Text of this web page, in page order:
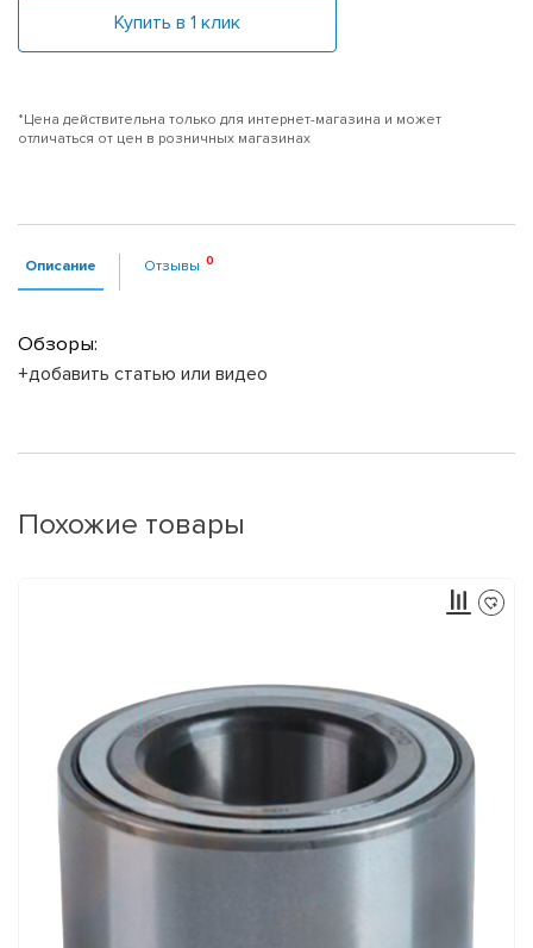
Купить в 1 клик
*Цена действительна только для интернет-магазина и может
отличаться от цен в розничных магазинах
Описание Отзывы
Обзоры:
+добавить статью или видео
Похожие товары